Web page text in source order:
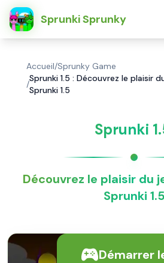
Sprunki Sprunky
简体中文
Accueil/Sprunky Game
/
Sprunki 1.5 : Découvrez le plaisir
Sprunki 1.5
Sprunki
Découvrez le plaisir du
Sprunki 1.5
Démarrer